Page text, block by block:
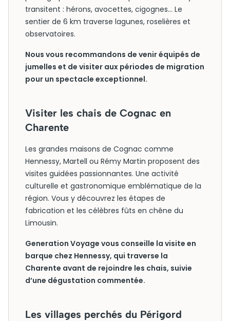
transitent : hérons, avocettes, cigognes… Le
sentier de 6 km traverse lagunes, roselières et
observatoires.
Nous vous recommandons de venir équipés de
jumelles et de visiter aux périodes de migration
pour un spectacle exceptionnel.
Visiter les chais de Cognac en
Charente
Les grandes maisons de Cognac comme
Hennessy, Martell ou Rémy Martin proposent des
visites guidées passionnantes. Une activité
culturelle et gastronomique emblématique de la
région. Vous y découvrez les étapes de
fabrication et les célèbres fûts en chêne du
Limousin.
Generation Voyage vous conseille la visite en
barque chez Hennessy, qui traverse la
Charente avant de rejoindre les chais, suivie
d’une dégustation commentée.
Les villages perchés du Périgord